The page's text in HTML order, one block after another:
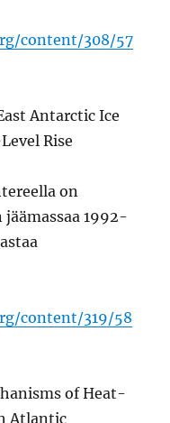
content/308/57
Antarctic Ice
Rise
on
1992-
content/319/58
of Heat-
Atlantic